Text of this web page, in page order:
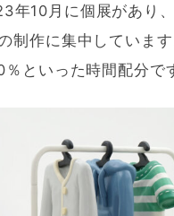
年10月に個展があり
制作に集中しています
といった時間配分で